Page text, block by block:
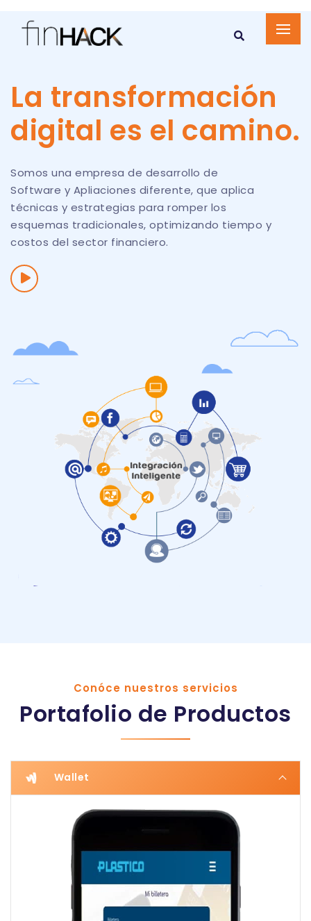
La transformación
digital es el camino.
Somos una empresa de desarrollo de
Software y Apliaciones diferente, que aplica
técnicas y estrategias para romper los
esquemas tradicionales, optimizando tiempo y
costos del sector financiero.
Conóce nuestros servicios
Portafolio de Productos
Wallet